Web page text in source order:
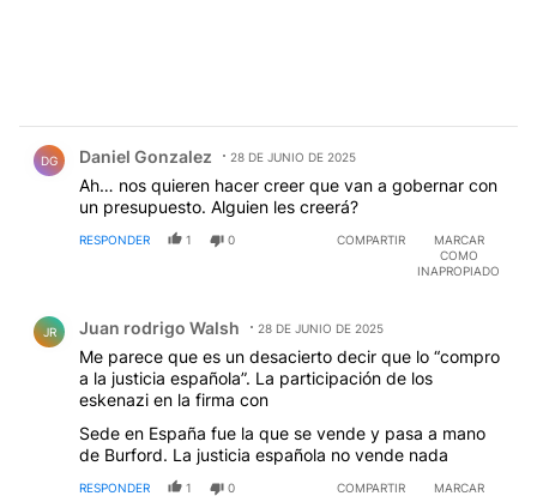
DG Daniel Gonzalez 28 DE JUNIO DE 2025
Ah… nos quieren hacer creer que van a gobernar con
un presupuesto. Alguien les creerá?
RESPONDER 1 0 COMPARTIR
MARCAR
COMO
INAPROPIADO
JR Juan rodrigo Walsh 28 DE JUNIO DE 2025
Me parece que es un desacierto decir que lo “compro
a la justicia española”. La participación de los
eskenazi en la firma con
Sede en España fue la que se vende y pasa a mano
de Burford. La justicia española no vende nada
RESPONDER 1 0 COMPARTIR MARCAR